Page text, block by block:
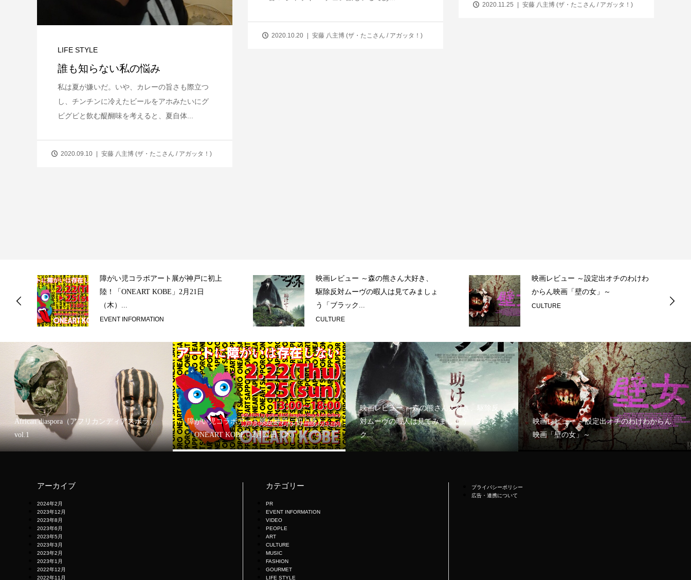
2020.11.25 安藤 八主博 (ザ・たこさん / アガッタ！)
2020.10.20 安藤 八主博 (ザ・たこさん / アガッタ！)
LIFE STYLE
誰も知らない私の悩み
私は夏が嫌いだ。いや、カレーの旨さも際立つ
し、チンチンに冷えたビールをアホみたいにグ
ビグビと飲む醍醐味を考えると、夏自体...
2020.09.10 安藤 八主博 (ザ・たこさん / アガッタ！)
障がい児コラボアート展が神戸に初上
陸！「ONEART KOBE」2月21日
（木）...
EVENT INFORMATION
映画レビュー ～森の熊さん大好き、
駆除反対ムーヴの暇人は見てみましょ
う「ブラック...
CULTURE
映画レビュー ～設定出オチのわけわ
からん映画「壁の女」～
CULTURE
African diaspora（アフリカンディアスポラ）
vol.1
障がい児コラボアート展が神戸に初上陸！
「ONEART KOBE」2月21日（木）...
映画レビュー ～森の熊さん大好き、駆除反
対ムーヴの暇人は見てみましょう「ブラッ
ク...
映画レビュー ～設定出オチのわけわからん
映画「壁の女」～
アーカイブ
2024年2月
2023年12月
2023年8月
2023年6月
2023年5月
2023年3月
2023年2月
2023年1月
2022年12月
2022年11月
カテゴリー
PR
EVENT INFORMATION
VIDEO
PEOPLE
ART
CULTURE
MUSIC
FASHION
GOURMET
LIFE STYLE
プライバシーポリシー
広告・連携について